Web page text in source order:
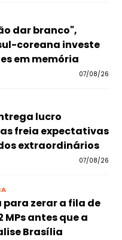
dar branco",
coreana investe
em memória
07/08/26
lucro
freia expectativas
extraordinários
07/08/26
zerar a fila de
MPs antes que a
Brasília